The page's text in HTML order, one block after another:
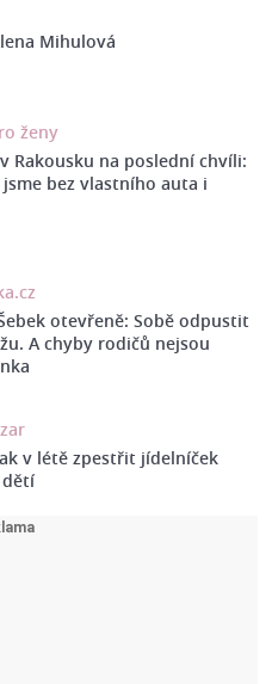
Mihulová
ženy
Rakousku na poslední chvíli:
bez vlastního auta i
otevřeně: Sobě odpustit
A chyby rodičů nejsou
v létě zpestřit jídelníček
dětí